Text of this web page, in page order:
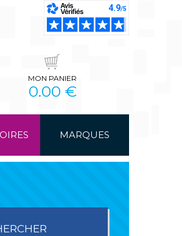
MON PANIER
0.00 €
MARQUES